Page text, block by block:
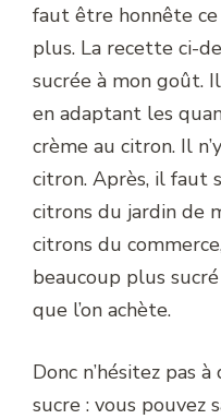
faut être honnête ce
plus. La recette ci-
sucrée à mon goût.
en adaptant les
crème au citron. Il
citron. Après, il faut
citrons du jardin de
citrons du
beaucoup plus
que l’on achète.
Donc n’hésitez pas
sucre : vous pouvez